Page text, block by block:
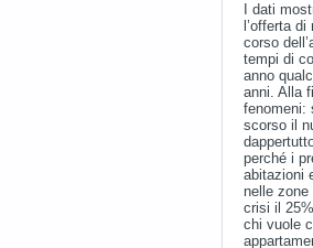
I dati
l’offerta
corso
tempi di
anno
anni. Alla
fenomeni:
scorso il
perché i
abitazioni
nelle
crisi il
chi vuole